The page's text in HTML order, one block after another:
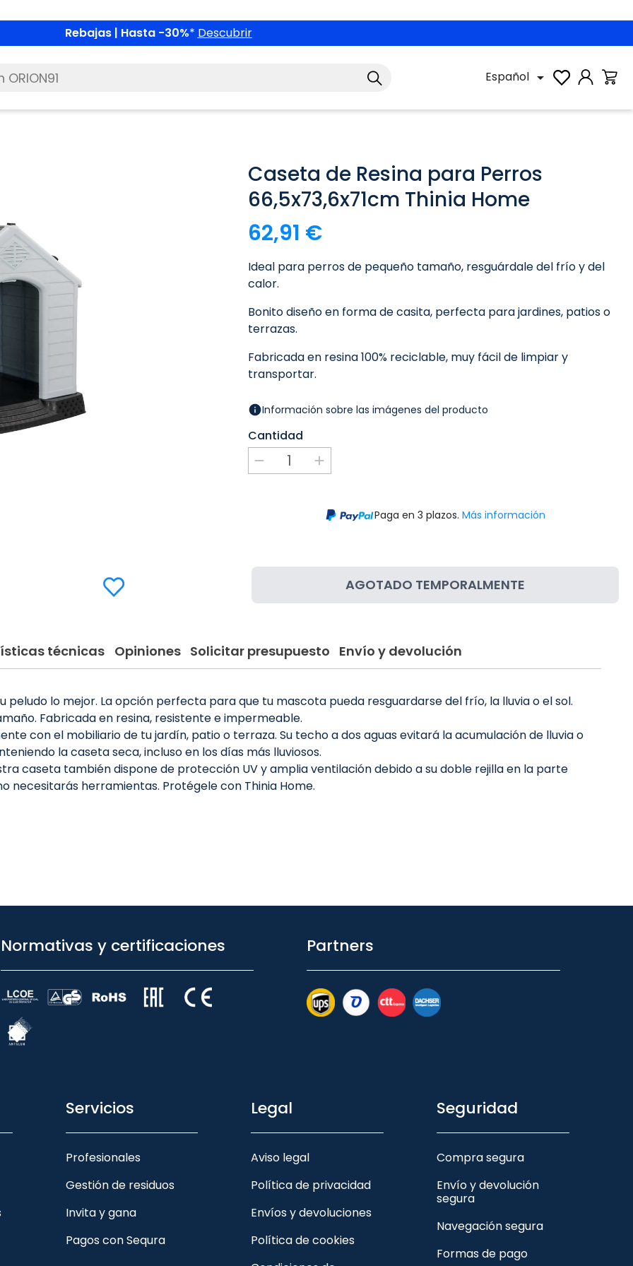
Rebajas | Hasta -30%* Descubrir
Español 
Caseta de Resina para Perros
66,5x73,6x71cm Thinia Home
62,91 €
Ideal para perros de pequeño tamaño, resguárdale del frío y del
calor.
Bonito diseño en forma de casita, perfecta para jardines, patios o
terrazas.
Fabricada en resina 100% reciclable, muy fácil de limpiar y
transportar.
Información sobre las imágenes del producto
Cantidad
Paga en 3 plazos. Más información
AGOTADO TEMPORALMENTE
técnicas Opiniones Solicitar presupuesto Envío y devolución
lo mejor. La opción perfecta para que tu mascota pueda resguardarse del frío, la lluvia o el sol.
Fabricada en resina, resistente e impermeable.
con el mobiliario de tu jardín, patio o terraza. Su techo a dos aguas evitará la acumulación de lluvia o
la caseta seca, incluso en los días más lluviosos.
caseta también dispone de protección UV y amplia ventilación debido a su doble rejilla en la parte
necesitarás herramientas. Protégele con Thinia Home.
Normativas y certificaciones Partners
Servicios
Profesionales
Gestión de residuos
Invita y gana
Pagos con Sequra
Legal
Aviso legal
Política de privacidad
Envíos y devoluciones
Política de cookies
Seguridad
Compra segura
Envío y devolución
segura
Navegación segura
Formas de pago